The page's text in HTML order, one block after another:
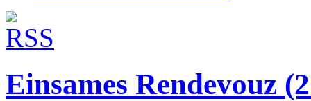
Einsames Rendevouz